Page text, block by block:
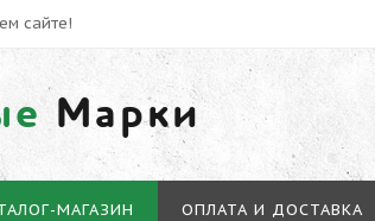
сайте!
Марки
МАГАЗИН ОПЛАТА И ДОСТАВКА